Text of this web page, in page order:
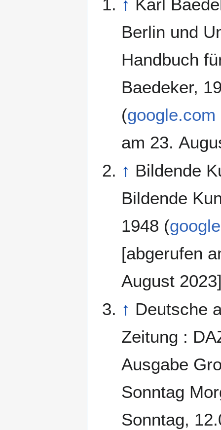
↑ Karl
Berlin und
Handbuch
Baedeker,
(google.com
am 23.
↑ Bildende
Bildende
1948 (
[abgerufen
August
↑ Deutsche
Zeitung :
Ausgabe
Sonntag
Sonntag,